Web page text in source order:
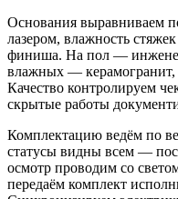
Основания выравниваем
лазером, влажность
финиша. На пол —
влажных — керамогранит,
Качество контролируем
скрытые работы
Комплектацию ведём по
статусы видны всем —
осмотр проводим со
передаём комплект